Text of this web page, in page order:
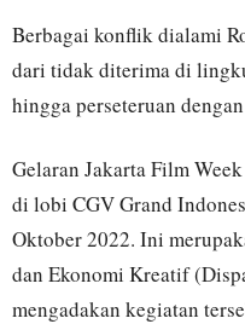
Berbagai konflik dialami
dari tidak diterima di
hingga perseteruan
Gelaran Jakarta Film
di lobi CGV Grand
Oktober 2022. Ini
dan Ekonomi Kreatif
mengadakan kegiatan